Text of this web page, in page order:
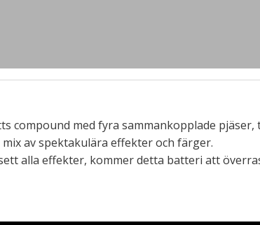
compound med fyra sammankopplade pjäser,
av spektakulära effekter och färger.
alla effekter, kommer detta batteri att